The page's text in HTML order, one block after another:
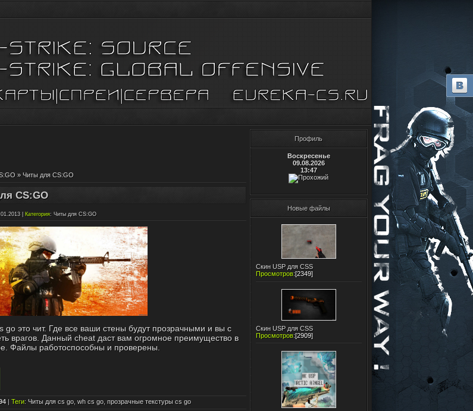
» Читы для CS:GO
CS:GO
| Категория: Читы для CS:GO
go это чит. Где все ваши стены будут прозрачными и вы с
врагов. Данный cheat даст вам огромное преимущество в
Файлы работоспособны и проверены.
| Теги: Читы для cs go, wh cs go, прозрачные текстуры cs go
Профиль
Воскресенье
09.08.2026
13:47
Новые файлы
Скин USP для CSS
Просмотров:[2349]
Скин USP для CSS
Просмотров:[2909]